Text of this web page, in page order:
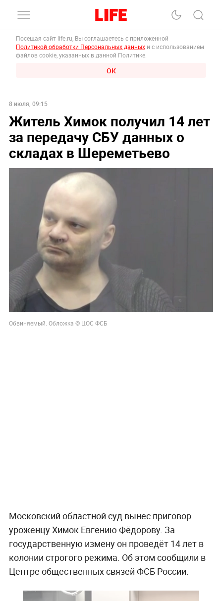
Посещая сайт life.ru, Вы соглашаетесь с приложенной
Политикой обработки Персональных данных и с использованием
файлов cookie, указанных в данной Политике.
ОК
8 июля, 09:15
Житель Химок получил 14 лет
за передачу СБУ данных о
складах в Шереметьево
Обвиняемый. Обложка © ЦОС ФСБ
Московский областной суд вынес приговор
уроженцу Химок Евгению Фёдорову. За
государственную измену он проведёт 14 лет в
колонии строгого режима. Об этом сообщили в
Центре общественных связей ФСБ России.